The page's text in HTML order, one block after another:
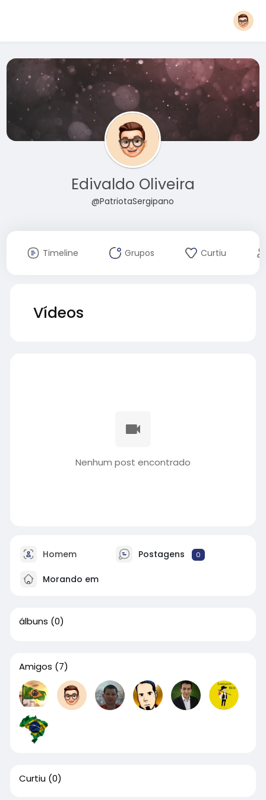
Edivaldo Oliveira
@PatriotaSergipano
Timeline Grupos Curtiu
Vídeos
Nenhum post encontrado
Homem Postagens 0
Morando em
álbuns (0)
Amigos (7)
Curtiu (0)